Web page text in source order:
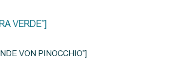
VERDE”]
VON PINOCCHIO”]